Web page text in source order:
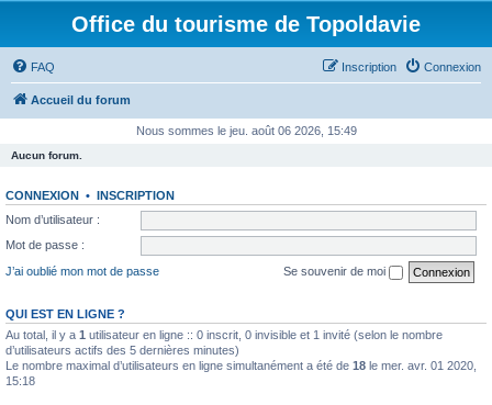
Office du tourisme de Topoldavie
FAQ Connexion
Inscription
Accueil du forum
Nous sommes le jeu. août 06 2026, 15:49
Aucun forum.
CONNEXION • INSCRIPTION
Nom d’utilisateur :
Mot de passe :
J’ai oublié mon mot de passe
Se souvenir de moi
QUI EST EN LIGNE ?
Au total, il y a 1 utilisateur en ligne :: 0 inscrit, 0 invisible et 1 invité (selon le nombre
d’utilisateurs actifs des 5 dernières minutes)
Le nombre maximal d’utilisateurs en ligne simultanément a été de 18 le mer. avr. 01 2020,
15:18